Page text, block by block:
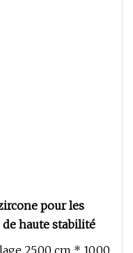
pour les
haute stabilité
25,00 cm * 10,00